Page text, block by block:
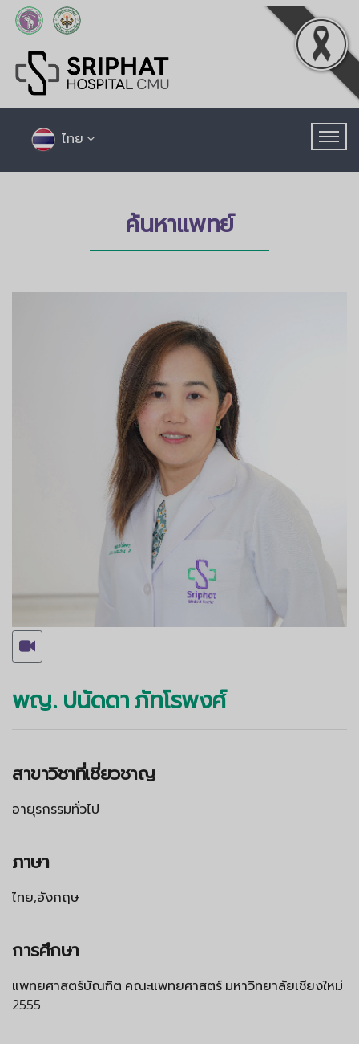
ไทย
ค้นหาแพทย์
พญ. ปนัดดา ภัทโรพงศ์
สาขาวิชาที่เชี่ยวชาญ
อายุรกรรมทั่วไป
ภาษา
ไทย,อังกฤษ
การศึกษา
แพทยศาสตร์บัณฑิต คณะแพทยศาสตร์ มหาวิทยาลัยเชียงใหม่
2555